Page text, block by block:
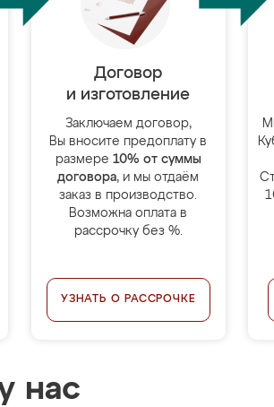
Договор
и изготовление
Заключаем договор,
Вы вносите предоплату в
размере 10% от суммы
договора, и мы отдаём
заказ в производство.
Возможна оплата в
рассрочку без %.
УЗНАТЬ О РАССРОЧКЕ
нас